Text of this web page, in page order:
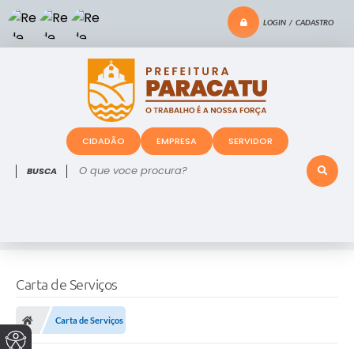
LOGIN / CADASTRO
O que voce procura?
CIDADÃO EMPRESA SERVIDOR
Carta de Serviços
Carta de Serviços